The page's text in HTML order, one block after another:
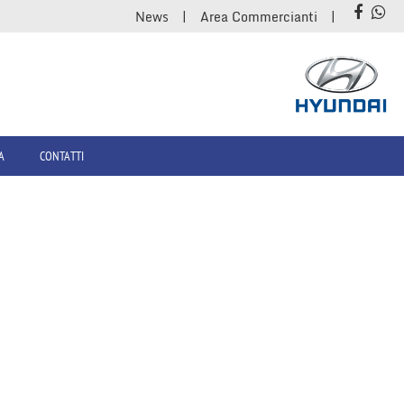
News Area Commercianti
CONTATTI